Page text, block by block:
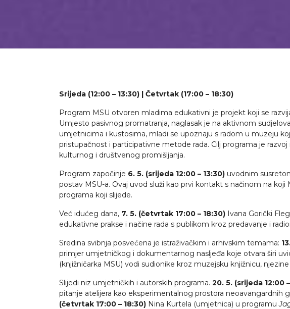
Srijeda (12:00 – 13:30) | Četvrtak (17:00 – 18:30)
Program MSU otvoren mladima edukativni je projekt koji se
Umjesto pasivnog promatranja, naglasak je na aktivnom
umjetnicima i kustosima, mladi se upoznaju s radom u muzeju
pristupačnost i participativne metode rada. Cilj programa je
kulturnog i društvenog promišljanja.
Program započinje 6. 5. (srijeda 12:00 – 13:30) uvodnim
postav MSU-a. Ovaj uvod služi kao prvi kontakt s načinom na
programa koji slijede.
Već idućeg dana, 7. 5. (četvrtak 17:00 – 18:30) Ivana Gorički
edukativne prakse i načine rada s publikom kroz predavanje i
Sredina svibnja posvećena je istraživačkim i arhivskim temama:
primjer umjetničkog i dokumentarnog nasljeđa koje otvara širi
(knjižničarka MSU) vodi sudionike kroz muzejsku knjižnicu,
Slijedi niz umjetničkih i autorskih programa. 20. 5. (srijeda 12:00
pitanje atelijera kao eksperimentalnog prostora neoavangardnih
(četvrtak 17:00 – 18:30) Nina Kurtela (umjetnica) u programu